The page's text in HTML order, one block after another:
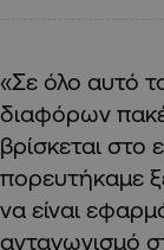
«Σε όλο αυτό
διαφόρων
βρίσκεται στο
πορευτήκαμε
να είναι
ανταγωνισμό